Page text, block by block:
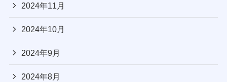
2024年11月
2024年10月
2024年9月
2024年8月